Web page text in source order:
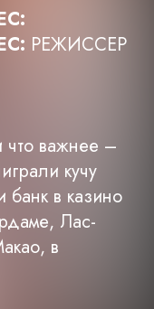
РЕЖИССЕР
что важнее –
кучу
банк в казино
Лас-
в